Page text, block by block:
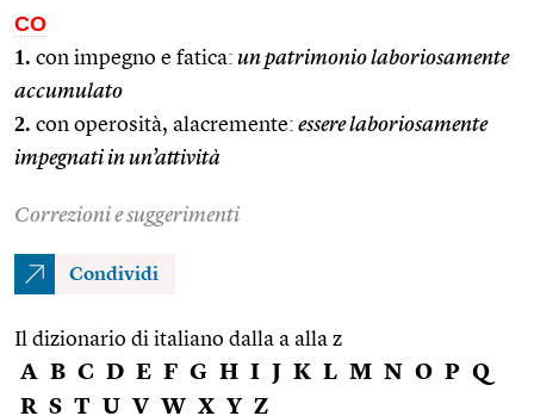
CO
1. con impegno e fatica: un patrimonio laboriosamente
accumulato
2. con operosità, alacremente: essere laboriosamente
impegnati in un’attività
Correzioni e suggerimenti
Condividi
Il dizionario di italiano dalla a alla z
A B C D E F G H I J K L M N O P Q
R S T U V W X Y Z